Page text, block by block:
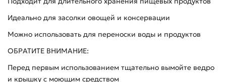
Идеально для засолки овощей и консервации
Можно использовать для переноски воды и продуктов
ОБРАТИТЕ ВНИМАНИЕ:
Перед первым использованием тщательно вымойте ведро
и крышку с моющим средством